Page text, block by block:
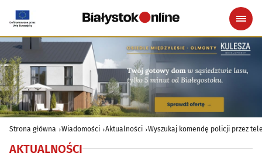
Strona główna Wiadomości Aktualności Wyszukaj komendę policji przez
AKTUALNOŚCI